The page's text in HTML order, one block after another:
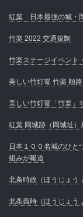
紅葉 日本最強の城・
竹楽 2022 交通規制
竹楽ステージイベント
美しい竹灯篭 竹楽 順
美しい竹灯篭「竹楽」
紅葉 岡城跡（岡城址
日本１００名城のひと
組みが報道
北条時政（ほうじょう
北条義時（ほうじょう